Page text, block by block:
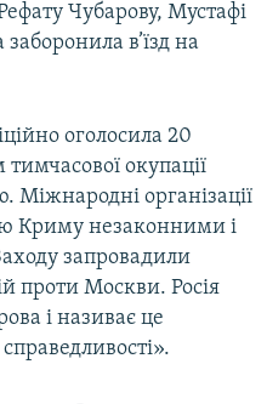
Чубарову, Мустафі
в’їзд на
оголосила 20
окупації
Міжнародні організації
Криму незаконними і
запровадили
проти Москви. Росія
і називає це